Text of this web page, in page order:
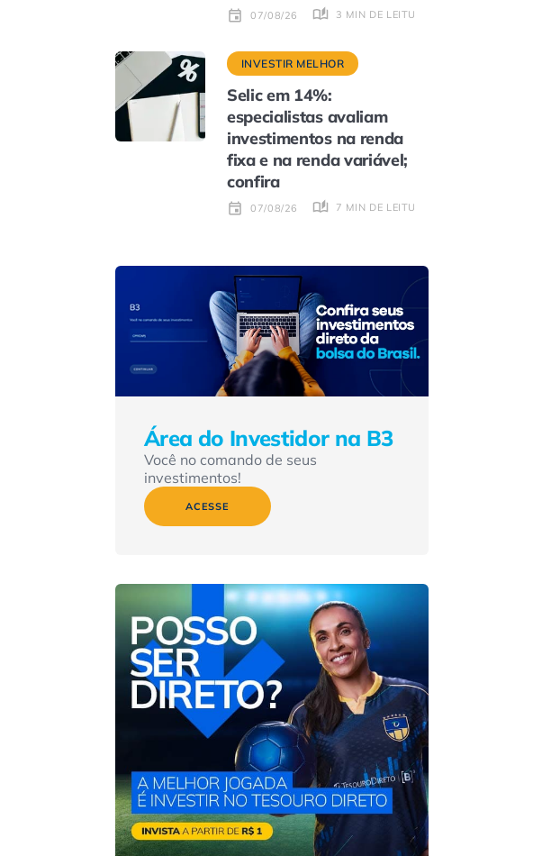
07/08/26 3 MIN DE LEITURA
INVESTIR MELHOR
Selic em 14%:
especialistas avaliam
investimentos na renda
fixa e na renda variável;
confira
07/08/26 7 MIN DE LEITURA
Área do Investidor na B3
Você no comando de seus
investimentos!
ACESSE